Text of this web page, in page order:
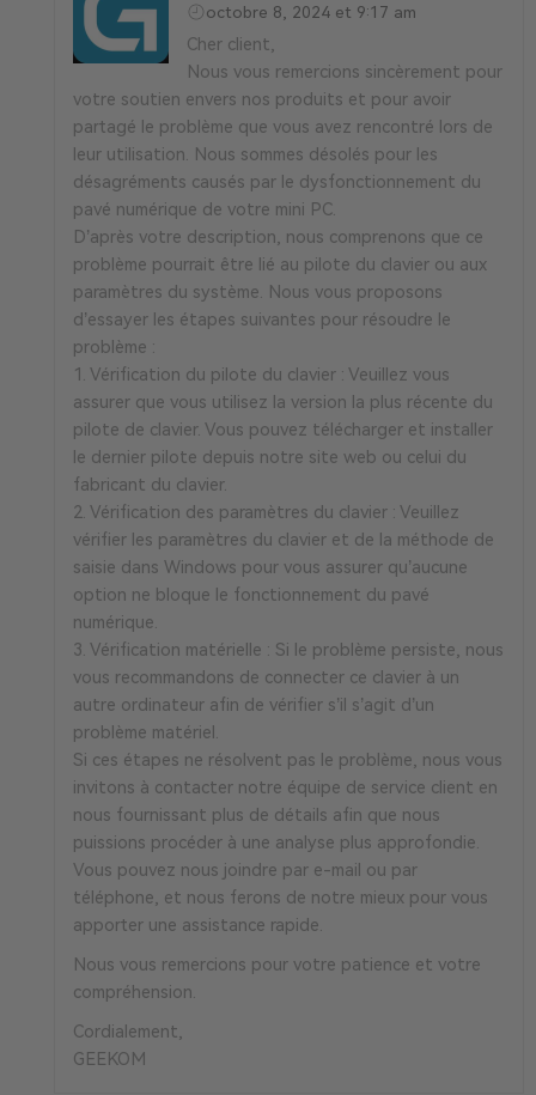
octobre 8, 2024 et 9:17 am
Cher client,
Nous vous remercions sincèrement pour
votre soutien envers nos produits et pour avoir
partagé le problème que vous avez rencontré lors de
leur utilisation. Nous sommes désolés pour les
désagréments causés par le dysfonctionnement du
pavé numérique de votre mini PC.
D’après votre description, nous comprenons que ce
problème pourrait être lié au pilote du clavier ou aux
paramètres du système. Nous vous proposons
d’essayer les étapes suivantes pour résoudre le
problème :
1. Vérification du pilote du clavier : Veuillez vous
assurer que vous utilisez la version la plus récente du
pilote de clavier. Vous pouvez télécharger et installer
le dernier pilote depuis notre site web ou celui du
fabricant du clavier.
2. Vérification des paramètres du clavier : Veuillez
vérifier les paramètres du clavier et de la méthode de
saisie dans Windows pour vous assurer qu’aucune
option ne bloque le fonctionnement du pavé
numérique.
3. Vérification matérielle : Si le problème persiste, nous
vous recommandons de connecter ce clavier à un
autre ordinateur afin de vérifier s’il s’agit d’un
problème matériel.
Si ces étapes ne résolvent pas le problème, nous vous
invitons à contacter notre équipe de service client en
nous fournissant plus de détails afin que nous
puissions procéder à une analyse plus approfondie.
Vous pouvez nous joindre par e-mail ou par
téléphone, et nous ferons de notre mieux pour vous
apporter une assistance rapide.
Nous vous remercions pour votre patience et votre
compréhension.
Cordialement,
GEEKOM